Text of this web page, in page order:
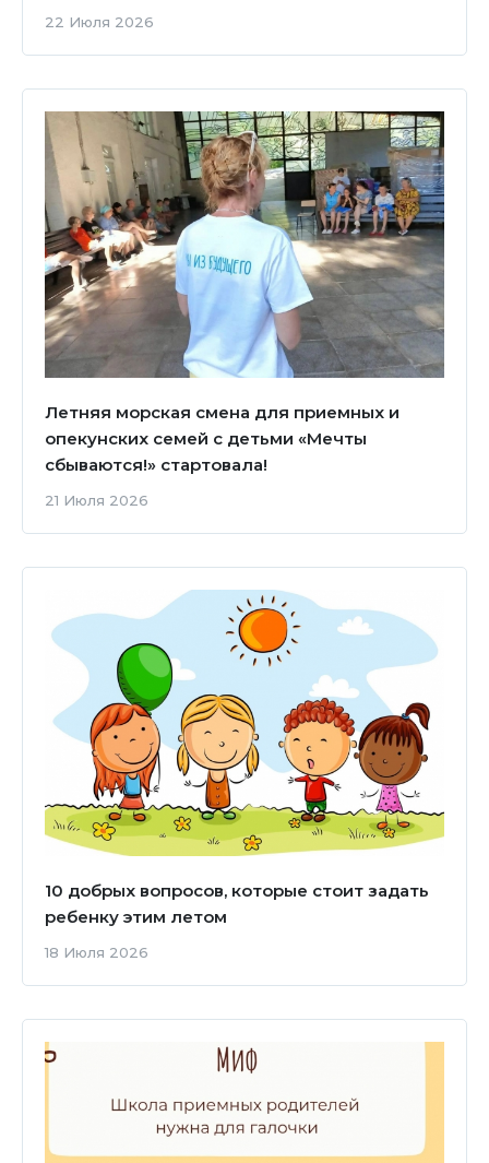
22 Июля 2026
Летняя морская смена для приемных и
опекунских семей с детьми «Мечты
сбываются!» стартовала!
21 Июля 2026
10 добрых вопросов, которые стоит задать
ребенку этим летом
18 Июля 2026